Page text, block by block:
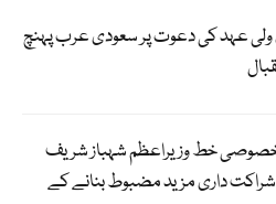
ولی عہد کی دعوت پر سعودی عرب پہنچ
خط وزیراعظم شہباز شریف
داری مزید مضبوط بنانے کے